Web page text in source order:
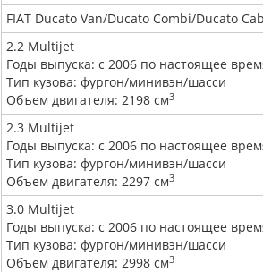
FIAT Ducato Van/Ducato Combi/Ducato Cab
2.2 Multijet
Годы выпуска: с 2006 по настоящее
Тип кузова: фургон/минивэн/шасси
Объем двигателя: 2198 см3
2.3 Multijet
Годы выпуска: с 2006 по настоящее
Тип кузова: фургон/минивэн/шасси
Объем двигателя: 2297 см3
3.0 Multijet
Годы выпуска: с 2006 по настоящее
Тип кузова: фургон/минивэн/шасси
Объем двигателя: 2998 см3